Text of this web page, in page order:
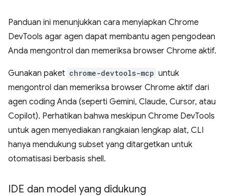
Panduan ini menunjukkan cara menyiapkan Chrome
DevTools agar agen dapat membantu agen pengodean
Anda mengontrol dan memeriksa browser Chrome aktif.
Gunakan paket chrome-devtools-mcp untuk
mengontrol dan memeriksa browser Chrome aktif dari
agen coding Anda (seperti Gemini, Claude, Cursor, atau
Copilot). Perhatikan bahwa meskipun Chrome DevTools
untuk agen menyediakan rangkaian lengkap alat, CLI
hanya mendukung subset yang ditargetkan untuk
otomatisasi berbasis shell.
IDE dan model yang didukung